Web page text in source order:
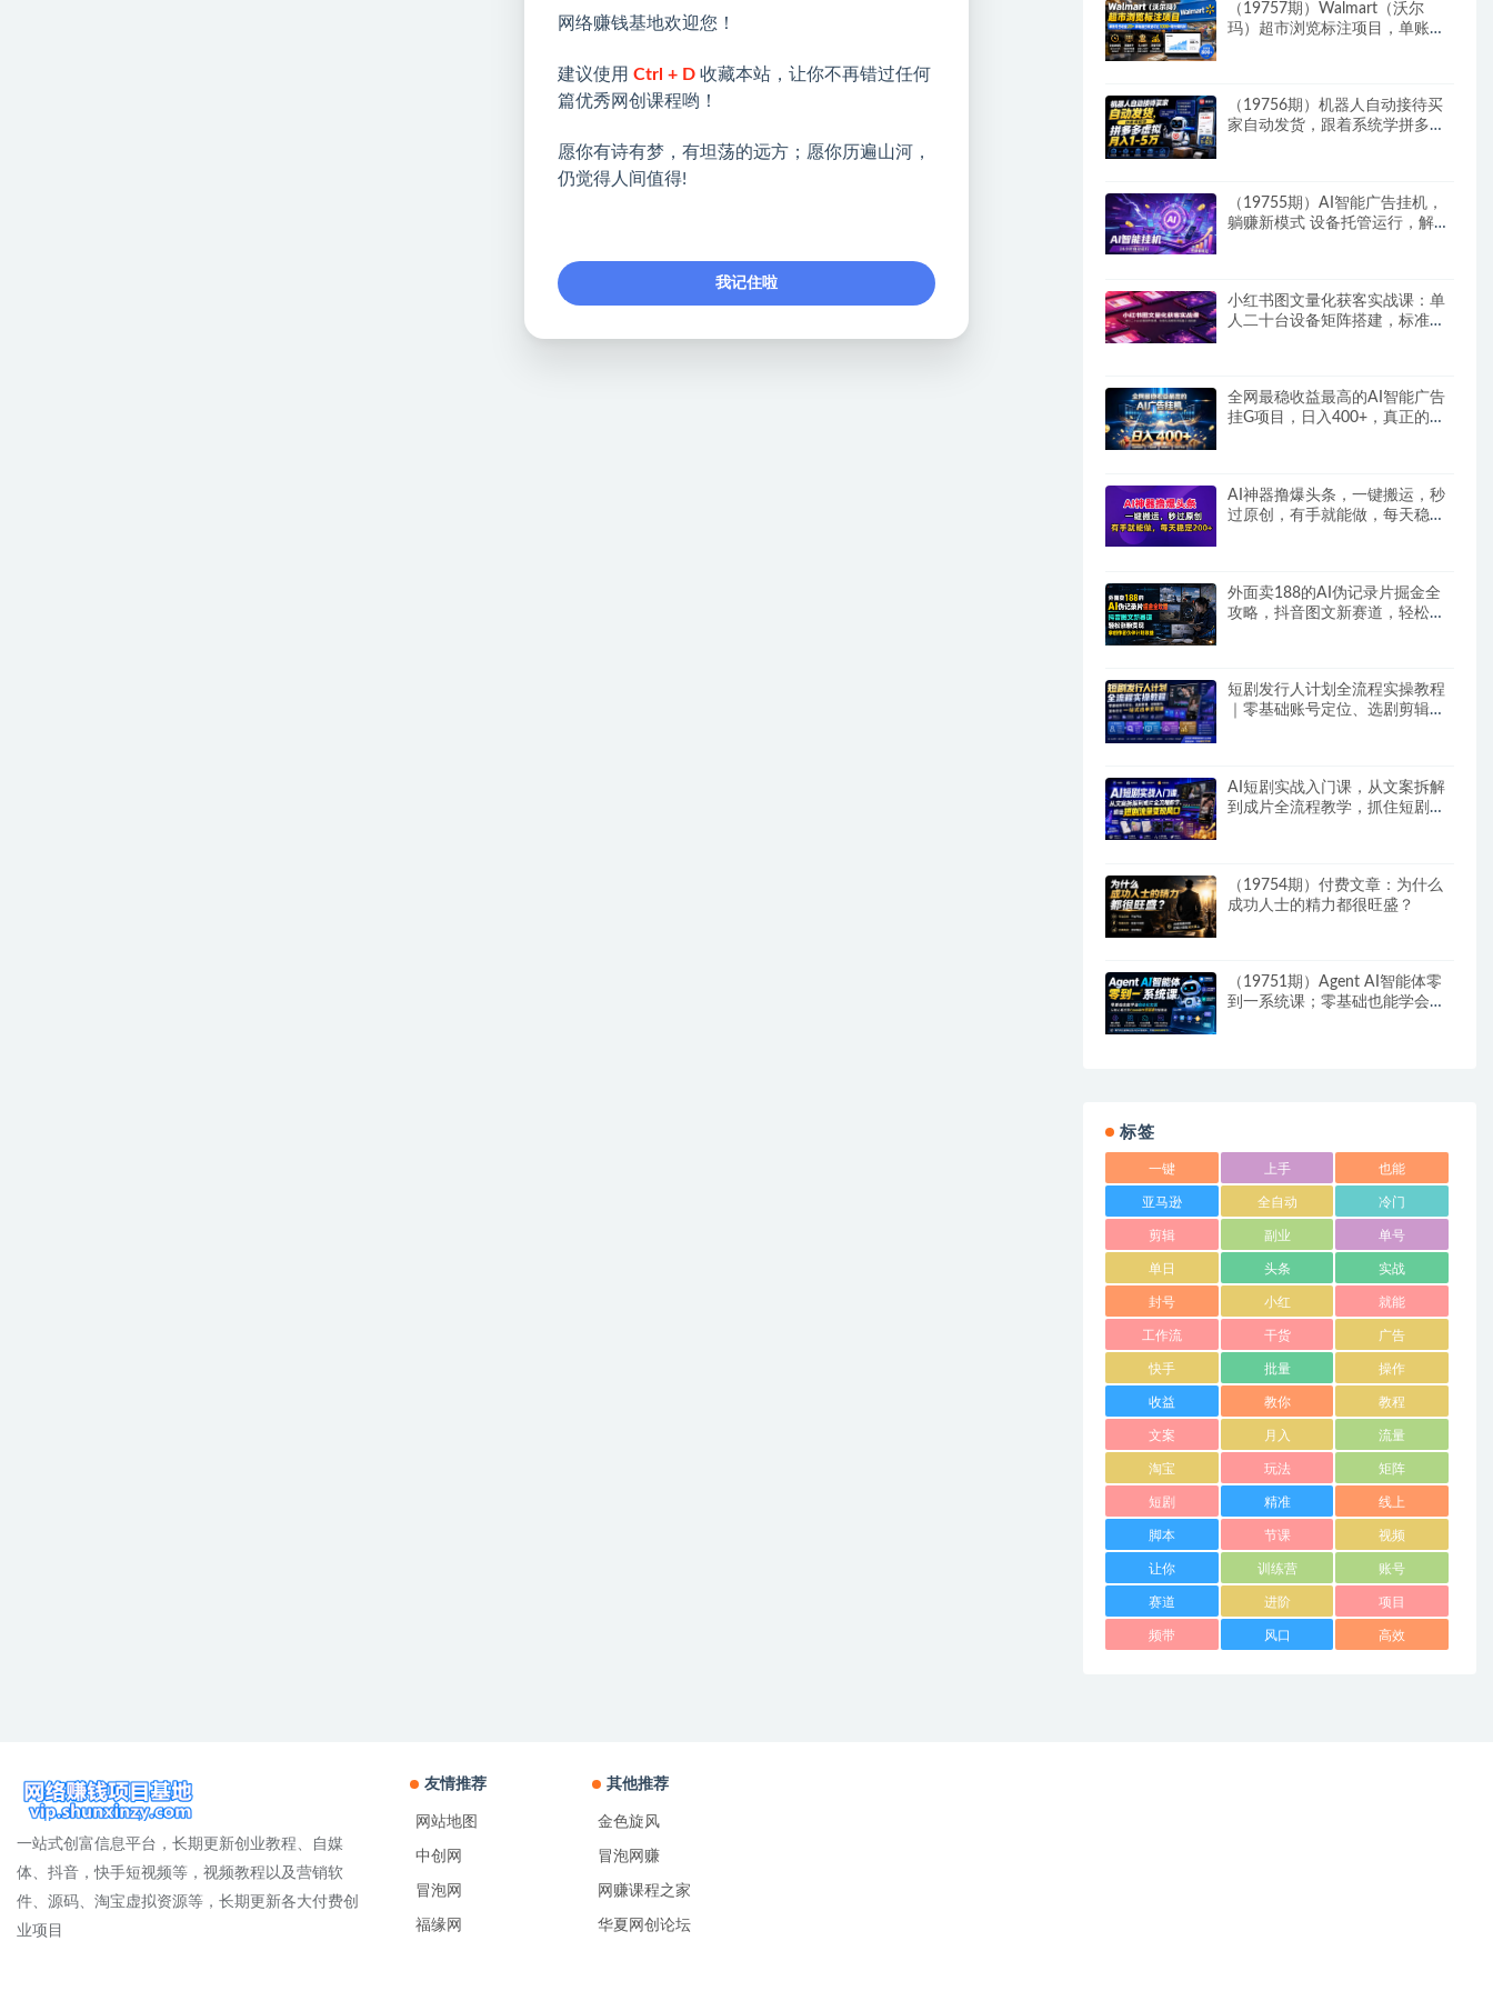
（19757期）Walmart（沃尔
玛）超市浏览标注项目，单账号
（19756期）机器人自动接待买
家自动发货，跟着系统学拼多多
（19755期）AI智能广告挂机，
躺赚新模式 设备托管运行，解放
小红书图文量化获客实战课：单
人二十台设备矩阵搭建，标准化
全网最稳收益最高的AI智能广告
挂G项目，日入400+，真正的躺
AI神器撸爆头条，一键搬运，秒
过原创，有手就能做，每天稳定
外面卖188的AI伪记录片掘金全
攻略，抖音图文新赛道，轻松涨
短剧发行人计划全流程实操教程
｜零基础账号定位、选剧剪辑、
AI短剧实战入门课，从文案拆解
到成片全流程教学，抓住短剧流
（19754期）付费文章：为什么
成功人士的精力都很旺盛？
（19751期）Agent AI智能体零
到一系统课；零基础也能学会自
标签
一键 上手 也能
亚马逊 全自动 冷门
剪辑 副业 单号
单日 头条 实战
封号 小红 就能
工作流 干货 广告
快手 批量 操作
收益 教你 教程
文案 月入 流量
淘宝 玩法 矩阵
短剧 精准 线上
脚本 节课 视频
让你 训练营 账号
赛道 进阶 项目
频带 风口 高效
一站式创富信息平台，长期更新创业教程、自媒
体、抖音，快手短视频等，视频教程以及营销软
件、源码、淘宝虚拟资源等，长期更新各大付费创
业项目
友情推荐
网站地图
中创网
冒泡网
福缘网
其他推荐
金色旋风
冒泡网赚
网赚课程之家
华夏网创论坛
网络赚钱基地欢迎您！
建议使用 Ctrl + D 收藏本站，让你不再错过任何
篇优秀网创课程哟！
愿你有诗有梦，有坦荡的远方；愿你历遍山河，
仍觉得人间值得!
我记住啦